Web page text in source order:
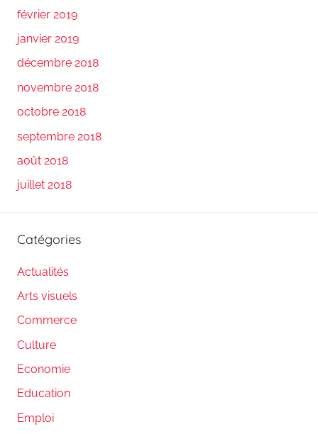
février 2019
janvier 2019
décembre 2018
novembre 2018
octobre 2018
septembre 2018
août 2018
juillet 2018
Catégories
Actualités
Arts visuels
Commerce
Culture
Economie
Education
Emploi